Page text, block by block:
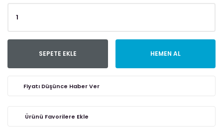
SEPETE EKLE HEMEN AL
Fiyatı Düşünce Haber Ver